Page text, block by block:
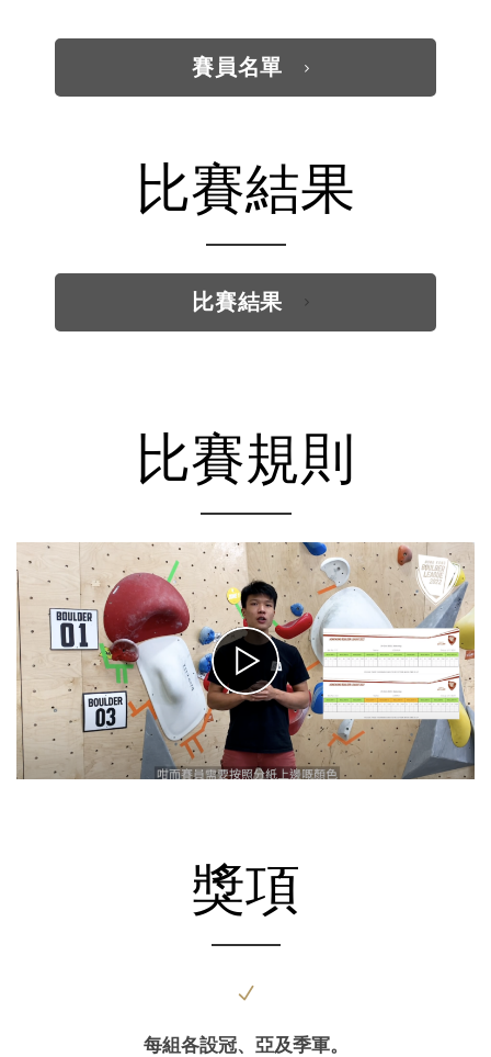
賽員名單
比賽結果
比賽結果
比賽規則
獎項
每組各設冠、亞及季軍。